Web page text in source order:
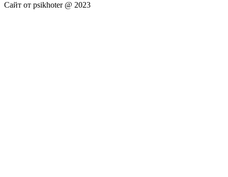
Сайт от psikhoter @ 2023